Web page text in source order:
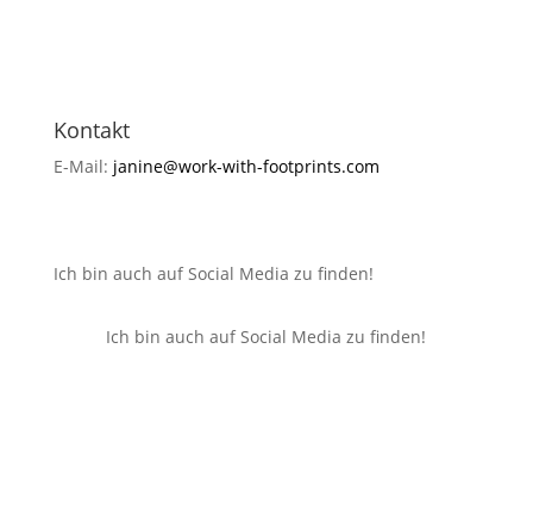
Kontakt
E-Mail: janine@work-with-footprints.com
Ich bin auch auf Social Media zu finden!
Ich bin auch auf Social Media zu finden!